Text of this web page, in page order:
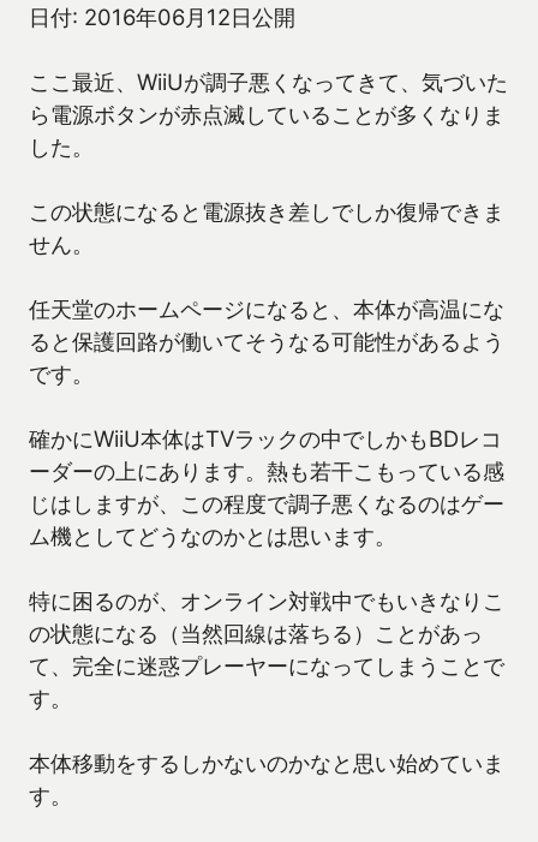
日付: 2016年06月12日公開
ここ最近、WiiUが調子悪くなってきて、気づいた
ら電源ボタンが赤点滅していることが多くなりま
した。
この状態になると電源抜き差しでしか復帰できま
せん。
任天堂のホームページになると、本体が高温にな
ると保護回路が働いてそうなる可能性があるよう
です。
確かにWiiU本体はTVラックの中でしかもBDレコ
ーダーの上にあります。熱も若干こもっている感
じはしますが、この程度で調子悪くなるのはゲー
ム機としてどうなのかとは思います。
特に困るのが、オンライン対戦中でもいきなりこ
の状態になる（当然回線は落ちる）ことがあっ
て、完全に迷惑プレーヤーになってしまうことで
す。
本体移動をするしかないのかなと思い始めていま
す。